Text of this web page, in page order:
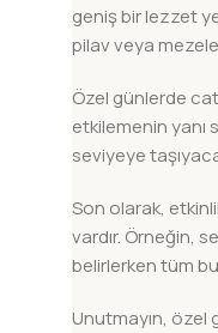
geniş bir lezzet
pilav veya
Özel günlerde
etkilemenin yanı
seviyeye
Son olarak,
vardır. Örneğin,
belirlerken tüm
Unutmayın, özel